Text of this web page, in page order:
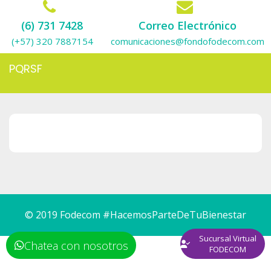
(6) 731 7428
(+57) 320 7887154
Correo Electrónico
comunicaciones@fondofodecom.com
PQRSF
© 2019 Fodecom #HacemosParteDeTuBienestar
Sucursal Virtual
FODECOM
Chatea con nosotros